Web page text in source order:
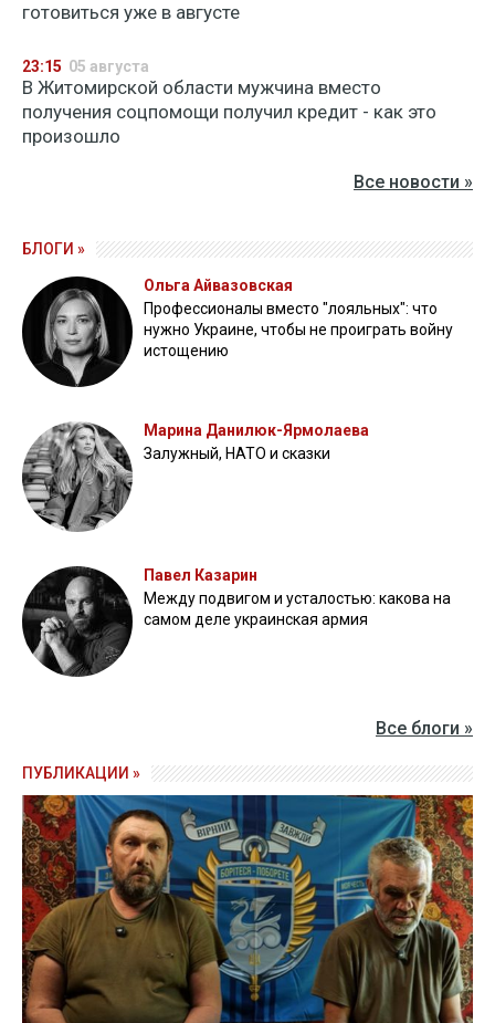
готовиться уже в августе
23:15 05 августа
В Житомирской области мужчина вместо
получения соцпомощи получил кредит - как это
произошло
Все новости »
БЛОГИ »
Ольга Айвазовская
Профессионалы вместо "лояльных": что
нужно Украине, чтобы не проиграть войну
истощению
Марина Данилюк-Ярмолаева
Залужный, НАТО и сказки
Павел Казарин
Между подвигом и усталостью: какова на
самом деле украинская армия
Все блоги »
ПУБЛИКАЦИИ »